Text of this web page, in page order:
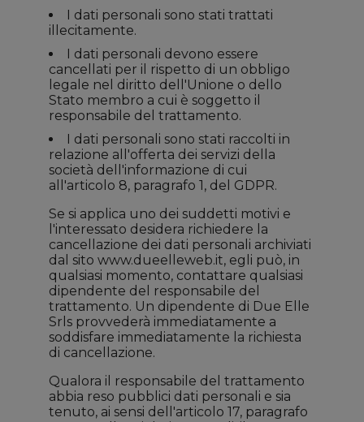
I dati personali sono stati trattati
illecitamente.
I dati personali devono essere
cancellati per il rispetto di un obbligo
legale nel diritto dell'Unione o dello
Stato membro a cui è soggetto il
responsabile del trattamento.
I dati personali sono stati raccolti in
relazione all'offerta dei servizi della
società dell'informazione di cui
all'articolo 8, paragrafo 1, del GDPR.
Se si applica uno dei suddetti motivi e
l'interessato desidera richiedere la
cancellazione dei dati personali archiviati
dal sito www.dueelleweb.it, egli può, in
qualsiasi momento, contattare qualsiasi
dipendente del responsabile del
trattamento. Un dipendente di Due Elle
Srls provvederà immediatamente a
soddisfare immediatamente la richiesta
di cancellazione.
Qualora il responsabile del trattamento
abbia reso pubblici dati personali e sia
tenuto, ai sensi dell'articolo 17, paragrafo